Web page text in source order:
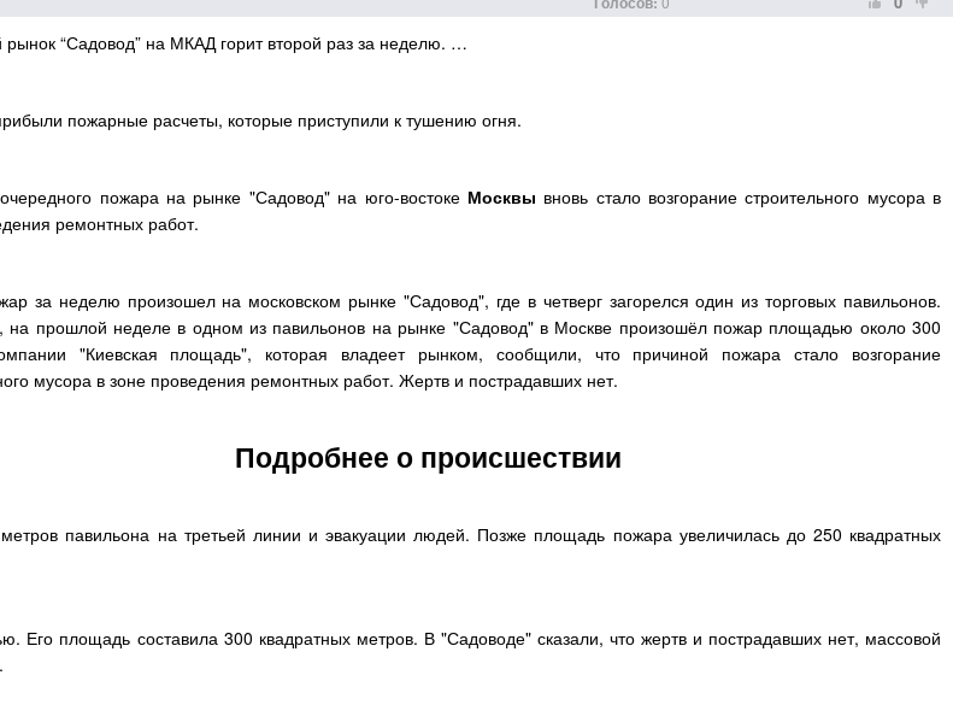
“Садовод” на МКАД горит второй раз за неделю. …
пожарные расчеты, которые приступили к тушению огня.
пожара на рынке "Садовод" на юго-востоке Москвы вновь стало возгорание строительного мусора в
ремонтных работ.
за неделю произошел на московском рынке "Садовод", где в четверг загорелся один из торговых павильонов.
прошлой неделе в одном из павильонов на рынке "Садовод" в Москве произошёл пожар площадью около 300
"Киевская площадь", которая владеет рынком, сообщили, что причиной пожара стало возгорание
мусора в зоне проведения ремонтных работ. Жертв и пострадавших нет.
Подробнее о происшествии
павильона на третьей линии и эвакуации людей. Позже площадь пожара увеличилась до 250 квадратных
площадь составила 300 квадратных метров. В "Садоводе" сказали, что жертв и пострадавших нет, массовой